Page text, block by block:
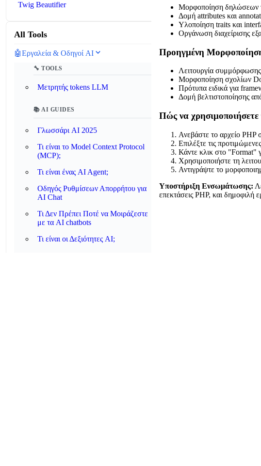
Twig Beautifier
All Tools
🤖Εργαλεία & Οδηγοί AI
🔧 TOOLS
Μετρητής tokens LLM
📚 AI GUIDES
Γλωσσάρι AI 2025
Τι είναι το Model Context Protocol
(MCP);
Τι είναι ένας AI Agent;
Οδηγός Ρυθμίσεων Απορρήτου για
AI Chat
Τι Δεν Πρέπει Ποτέ να Μοιράζεστε
με τα AI chatbots
Τι είναι οι Δεξιότητες AI;
Μορφοποίηση δηλώσεων
Δομή attributes και
Υλοποίηση traits και
Οργάνωση διαχείρισης
Προηγμένη
Λειτουργία
Μορφοποίηση σχολίων
Πρότυπα ειδικά για
Δομή βελτιστοποίησης
Πώς να
Ανεβάστε το αρχείο PHP
Επιλέξτε τις
Κάντε κλικ στο "Format"
Χρησιμοποιήστε τη
Αντιγράψτε το
Υποστήριξη Ενσωμάτωσης:
επεκτάσεις PHP, και δημοφιλή